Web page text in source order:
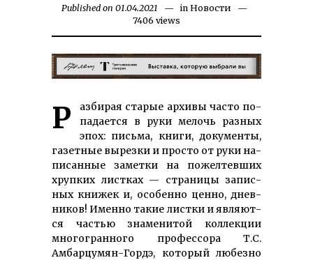
Published on 01.04.2021 01.04.2024
in Новости
7406 views
Разбирая старые архи­вы час­то по­
па­дает­ся в ру­ки ме­лочь раз­ных
эпох: пись­ма, кни­ги, до­кумен­ты,
га­зет­ные вы­рез­ки и прос­то от ру­ки на­
писан­ные за­мет­ки на по­жел­тев­ших
хруп­ких лист­ках — стра­ни­цы за­пис­
ных кни­жек и, осо­бен­но цен­но, днев­
ни­ков! Имен­но та­кие лист­ки и яв­ляют­
ся частью зна­ме­ни­той коллекции
многогранного профессора Т.С.
Амбарцумян-Гордэ, который любезно